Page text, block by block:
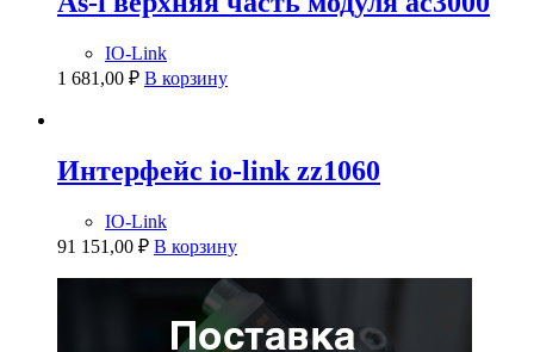
IO-Link
1 681,00 ₽ В корзину
Интерфейс io-link zz1060
IO-Link
91 151,00 ₽ В корзину